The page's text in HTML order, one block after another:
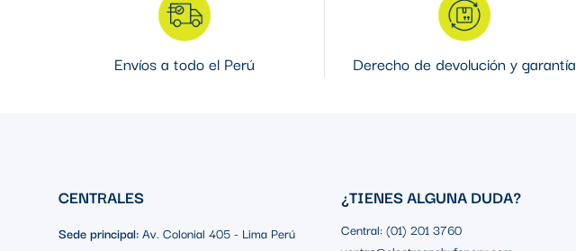
Envíos a todo el Perú Derecho de devolución y garantía
CENTRALES
Sede principal:Av. Colonial 405 - Lima Perú
¿TIENES ALGUNA DUDA?
Central: (01) 201 3760